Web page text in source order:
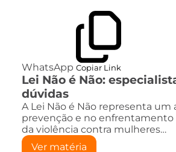
WhatsApp Copiar Link
Lei Não é Não:
dúvidas
A Lei Não é Não representa um
prevenção e no enfrentamento
da violência contra mulheres…
Ver matéria